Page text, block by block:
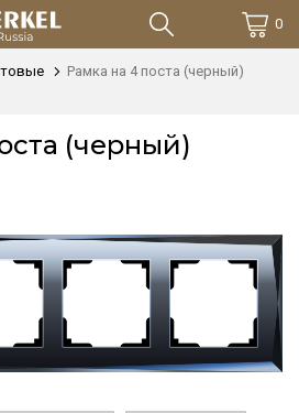
0
Рамка на 4 поста (черный)
(черный)